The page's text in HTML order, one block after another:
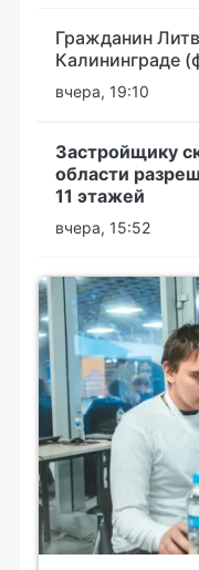
Гражданин
Калининграде
вчера, 19:10
Застройщику
области
11 этажей
вчера, 15:52